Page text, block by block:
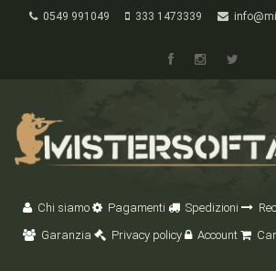
0549 991049 333 1473339
Chi siamo Pagamenti Spedizioni
Garanzia
Privacy policy Account